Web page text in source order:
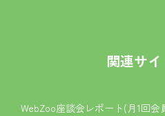
関連サ
WebZoo座談会レポート(月1回